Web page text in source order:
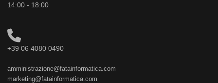
14:00 - 18:00
+39 06 4080 0490
amministrazione@fatainformatica.com
marketing@fatainformatica.com